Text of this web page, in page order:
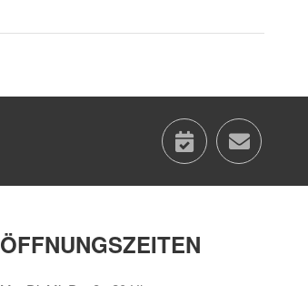
ÖFFNUNGSZEITEN